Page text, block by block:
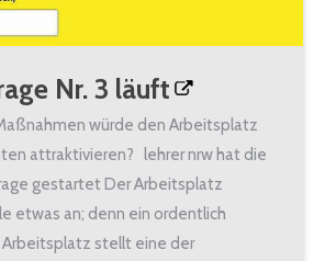
Nr. 3 läuft
würde den Arbeitsplatz
attraktivieren? lehrer nrw hat die
gestartet Der Arbeitsplatz
etwas an; denn ein ordentlich
stellt eine der